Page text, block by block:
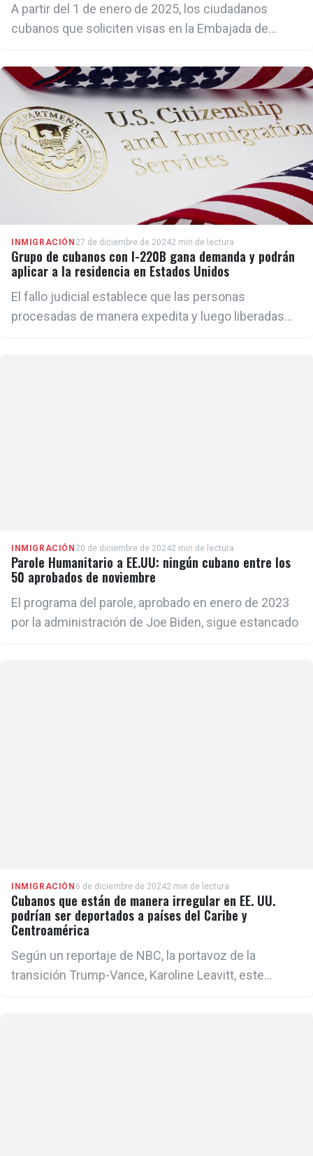
A partir del 1 de enero de 2025, los ciudadanos
cubanos que soliciten visas en la Embajada de
tarifas.
INMIGRACIÓN 27 de diciembre de 20242 min de lectura
Grupo de cubanos con I-220B gana demanda y podrán
aplicar a la residencia en Estados Unidos
El fallo judicial establece que las personas
procesadas de manera expedita y luego liberadas
INMIGRACIÓN 20 de diciembre de 20242 min de lectura
Parole Humanitario a EE.UU: ningún cubano entre los
50 aprobados de noviembre
El programa del parole, aprobado en enero de 2023
por la administración de Joe Biden, sigue estancado
INMIGRACIÓN 6 de diciembre de 20242 min de lectura
Cubanos que están de manera irregular en EE. UU.
podrían ser deportados a países del Caribe y
Centroamérica
Según un reportaje de NBC, la portavoz de la
transición Trump-Vance, Karoline Leavitt, este